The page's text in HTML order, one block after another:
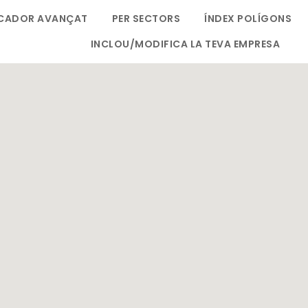
AVANÇAT PER SECTORS
ÍNDEX POLÍGONS
INCLOU/MODIFICA LA TEVA EMPRESA